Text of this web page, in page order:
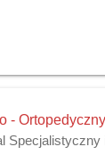
- Ortopedyczny
Specjalistyczny